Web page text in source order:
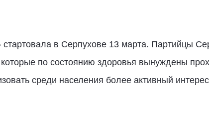
в Серпухове 13 марта. Партийцы
по состоянию здоровья вынуждены
среди населения более активный